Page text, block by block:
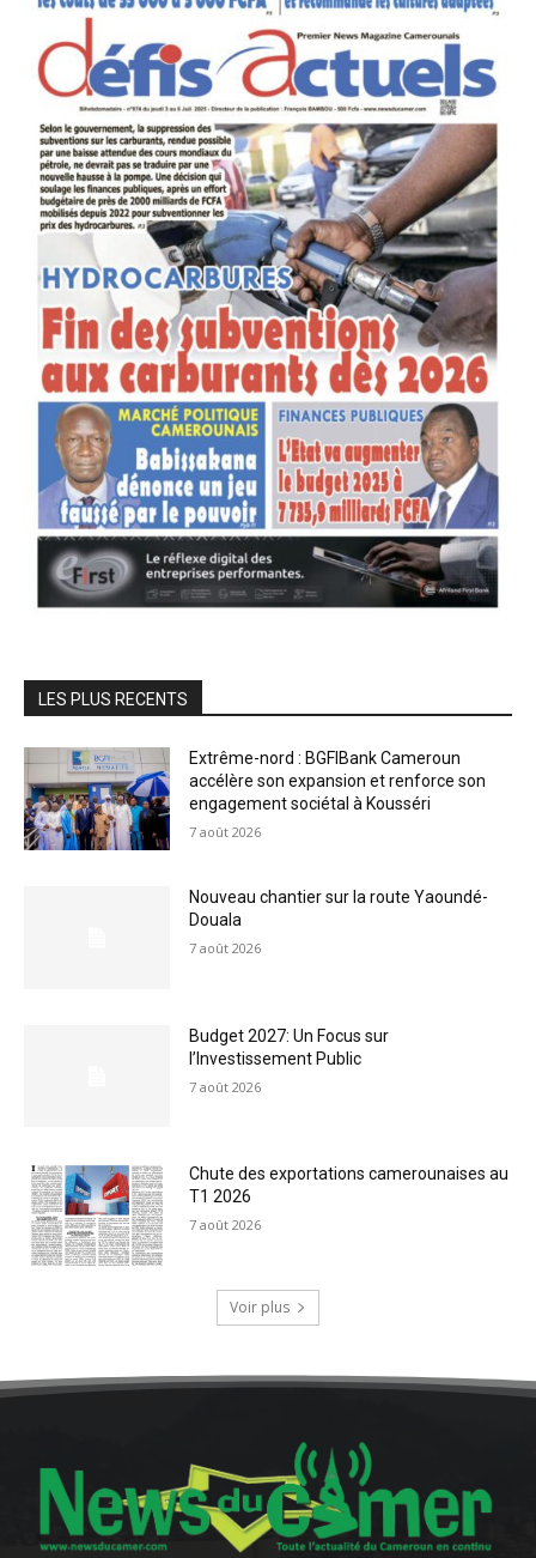
LES PLUS RECENTS
Extrême-nord : BGFIBank Cameroun
accélère son expansion et renforce son
engagement sociétal à Kousséri
7 août 2026
Nouveau chantier sur la route Yaoundé-
Douala
7 août 2026
Budget 2027: Un Focus sur
l’Investissement Public
7 août 2026
Chute des exportations camerounaises au
T1 2026
7 août 2026
Voir plus